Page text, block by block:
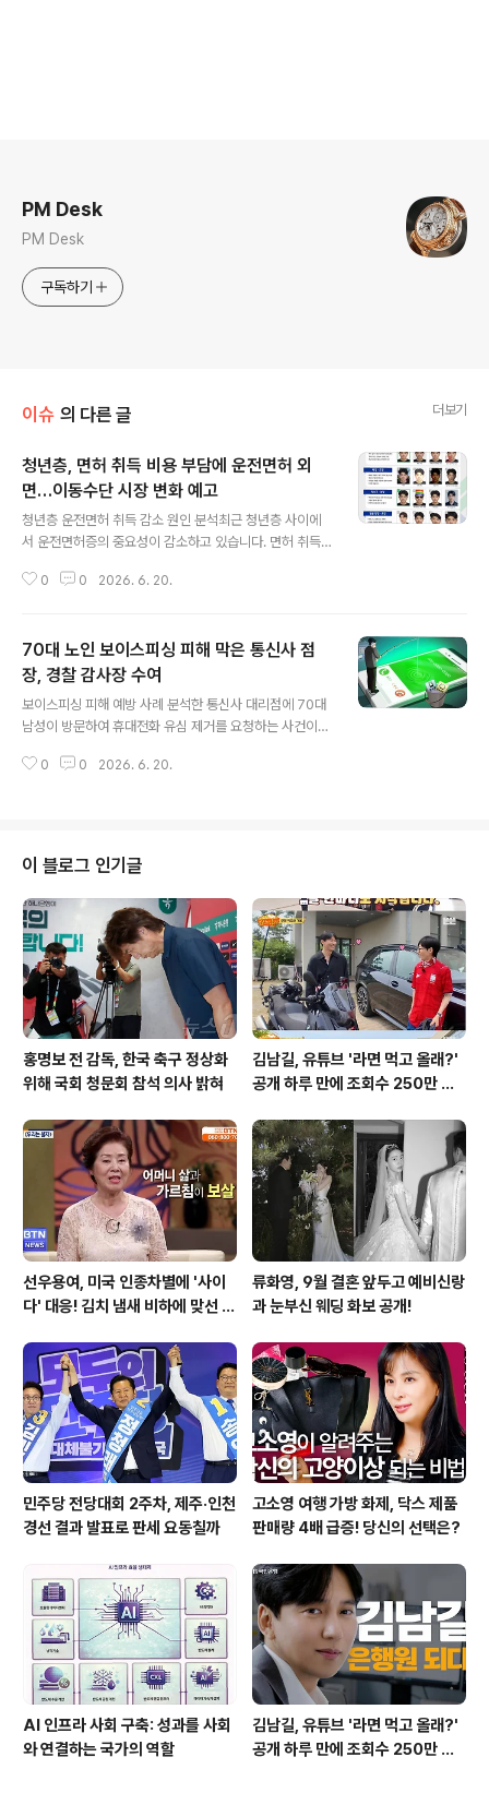
PM Desk
PM Desk
구독하기
이슈 의 다른 글 더보기
청년층, 면허 취득 비용 부담에 운전면허 외
면…이동수단 시장 변화 예고
청년층 운전면허 취득 감소 원인 분석최근 청년층 사이에
서 운전면허증의 중요성이 감소하고 있습니다. 면허 취득
요 원인으로 분석됩니다. 이에 따라 운전면허시험장과 학
비 부담으로 인해 많은 청년들이 면허 취득을 포기하고 있
습니다. 전기자전거, 교통카드 페이백 제도 등 경제적인 대
안이 주목받고 있으며, 실제 강원도 내 16~29세 면허 소
지자는 5년 새 2만여 명 감소했습니다. 이동수단 시장의
미래 전망운전 가능 인구 감소와 첫 차 구매 시점 지연은 이
동수단 시장에 큰 변화를 가져올 것으로 예상됩니다. 개인
0 0 2026. 6. 20.
70대 노인 보이스피싱 피해 막은 통신사 점
장, 경찰 감사장 수여
보이스피싱 피해 예방 사례 분석한 통신사 대리점에 70대
남성이 방문하여 휴대전화 유심 제거를 요청하는 사건이
연락을 차단한 후, 남성의 휴대전화에서 금융기관을 사칭
속한 대처와 피해 예방 조치점장은 보이스피싱임을 확신하
고 즉시 경찰에 신고했으며, 경찰은 신속하게 현장에 출동
하여 추가 피해를 막았습니다. 보이스피싱 조직은 피해자
가 스스로 유심을 교체하게 하여 자신들과만 연락하도록
통제하려 했던 것으로 추정됩니다. 통신사 점장과 경찰의
발 빠른 대처 덕분에 70대 남성은 금전적 피해..
0 0 2026. 6. 20.
이 블로그 인기글
홍명보 전 감독, 한국 축구 정상화
위해 국회 청문회 참석 의사 밝혀
김남길, 유튜브 '라면 먹고 올래?'
공개 하루 만에 조회수 250만 돌
선우용여, 미국 인종차별에 '사이
다' 대응! 김치 냄새 비하에 맞선 통
류화영, 9월 결혼 앞두고 예비신랑
과 눈부신 웨딩 화보 공개!
민주당 전당대회 2주차, 제주·인천
경선 결과 발표로 판세 요동칠까
고소영 여행 가방 화제, 닥스 제품
판매량 4배 급증! 당신의 선택은?
AI 인프라 사회 구축: 성과를 사회
와 연결하는 국가의 역할
김남길, 유튜브 '라면 먹고 올래?'
공개 하루 만에 조회수 250만 돌